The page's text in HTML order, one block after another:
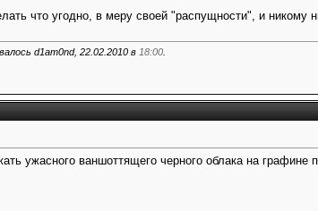
что угодно, в меру своей "распущности", и никому
d1am0nd, 22.02.2010 в 18:00
ужасного ваншоттящего черного облака на